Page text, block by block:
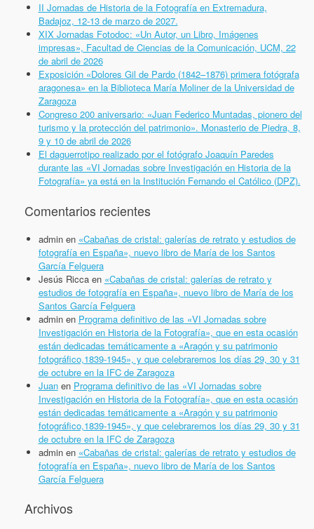
II Jornadas de Historia de la Fotografía en Extremadura,
Badajoz, 12-13 de marzo de 2027.
XIX Jornadas Fotodoc: «Un Autor, un Libro, Imágenes
impresas», Facultad de Ciencias de la Comunicación, UCM, 22
de abril de 2026
Exposición «Dolores Gil de Pardo (1842–1876) primera fotógrafa
aragonesa» en la Biblioteca María Moliner de la Universidad de
Zaragoza
Congreso 200 aniversario: «Juan Federico Muntadas, pionero del
turismo y la protección del patrimonio». Monasterio de Piedra, 8,
9 y 10 de abril de 2026
El daguerrotipo realizado por el fotógrafo Joaquín Paredes
durante las «VI Jornadas sobre Investigación en Historia de la
Fotografía» ya está en la Institución Fernando el Católico (DPZ).
Comentarios recientes
adminen «Cabañas de cristal: galerías de retrato y estudios de
fotografía en España», nuevo libro de María de los Santos
García Felguera
Jesús Riccaen «Cabañas de cristal: galerías de retrato y
estudios de fotografía en España», nuevo libro de María de los
Santos García Felguera
adminen Programa definitivo de las «VI Jornadas sobre
Investigación en Historia de la Fotografía», que en esta ocasión
están dedicadas temáticamente a «Aragón y su patrimonio
fotográfico,1839-1945», y que celebraremos los días 29, 30 y 31
de octubre en la IFC de Zaragoza
Juanen Programa definitivo de las «VI Jornadas sobre
Investigación en Historia de la Fotografía», que en esta ocasión
están dedicadas temáticamente a «Aragón y su patrimonio
fotográfico,1839-1945», y que celebraremos los días 29, 30 y 31
de octubre en la IFC de Zaragoza
adminen «Cabañas de cristal: galerías de retrato y estudios de
fotografía en España», nuevo libro de María de los Santos
García Felguera
Archivos